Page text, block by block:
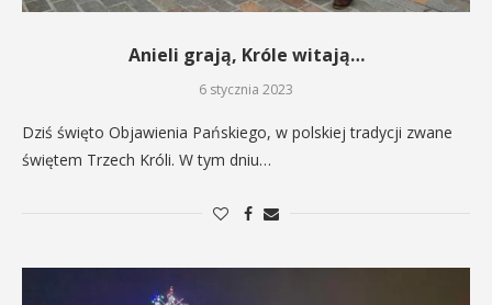
Anieli grają, Króle witają…
6 stycznia 2023
Dziś święto Objawienia Pańskiego, w polskiej tradycji zwane
świętem Trzech Króli. W tym dniu…